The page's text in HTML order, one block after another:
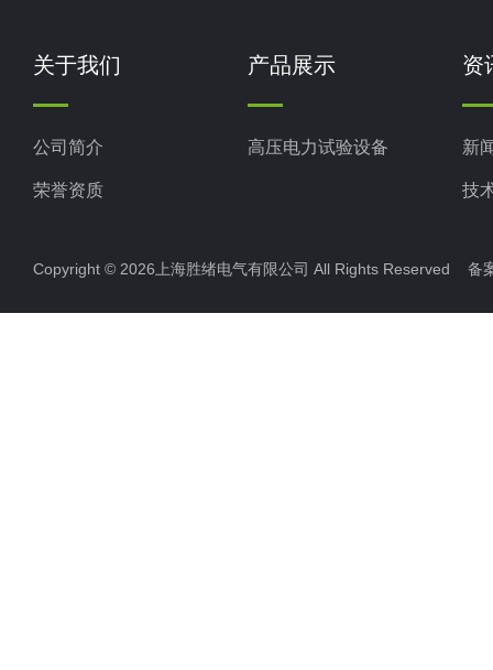
关于我们
公司简介
荣誉资质
产品展示
高压电力试验设备
资
新
技
Copyright © 2026上海胜绪电气有限公司 All Rights Reserved 备